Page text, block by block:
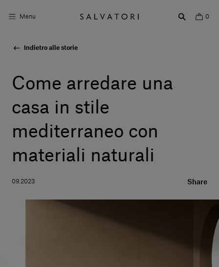
Menu 0
Arredo bagno
Storie di Design
Chi siamo
Indietro alle storie
Come arredare una
casa in stile
mediterraneo con
materiali naturali
09.2023 Share